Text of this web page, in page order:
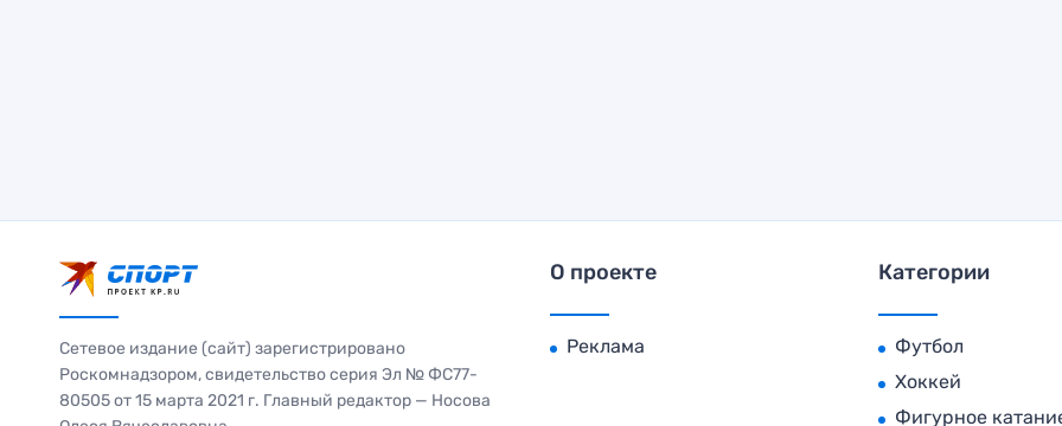
Сетевое издание (сайт) зарегистрировано
Роскомнадзором, свидетельство серия Эл № ФС77-
80505 от 15 марта 2021 г. Главный редактор — Носова
О проекте
Реклама
Категории
Футбол
Хоккей
Фигурное